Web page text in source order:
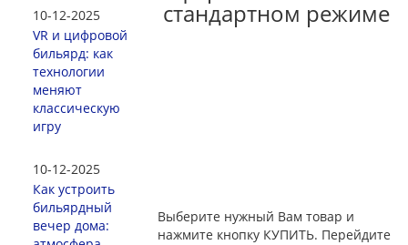
стандартном режиме
Выберите нужный Вам товар и
нажмите кнопку КУПИТЬ. Перейдите
10-12-2025
VR и цифровой
бильярд: как
технологии
меняют
классическую
игру
10-12-2025
Как устроить
бильярдный
вечер дома: